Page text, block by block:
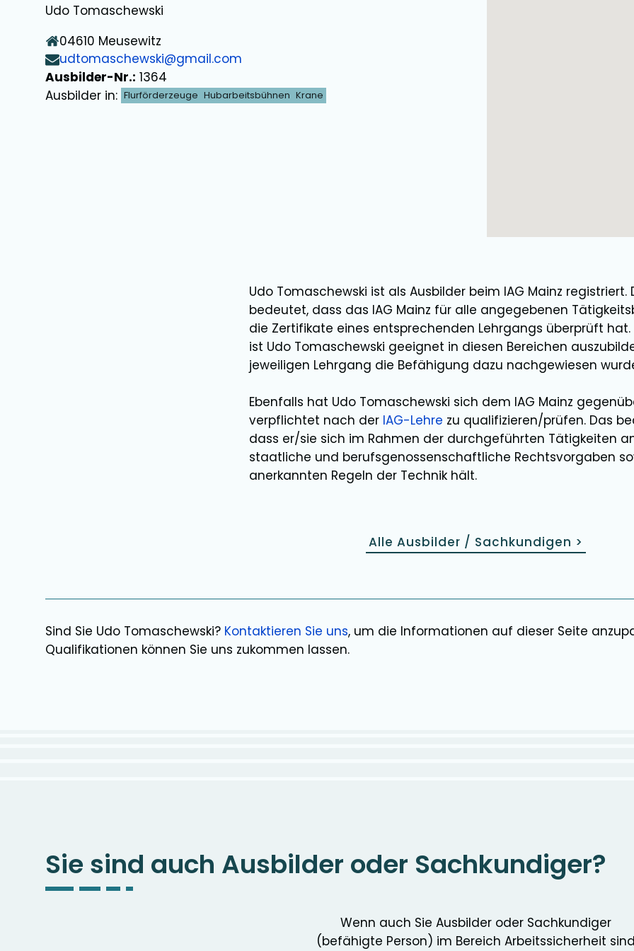
Udo Tomaschewski
04610 Meusewitz
udtomaschewski@gmail.com
Ausbilder-Nr.: 1364
Ausbilder in: Flurförderzeuge Hubarbeitsbühnen Krane
Udo Tomaschewski ist als Ausbilder beim IAG Mainz registriert.
bedeutet, dass das IAG Mainz für alle angegebenen
die Zertifikate eines entsprechenden Lehrgangs überprüft
ist Udo Tomaschewski geeignet in diesen Bereichen
jeweiligen Lehrgang die Befähigung dazu nachgewiesen
Ebenfalls hat Udo Tomaschewski sich dem IAG Mainz
verpflichtet nach der IAG-Lehre zu qualifizieren/prüfen. Das
dass er/sie sich im Rahmen der durchgeführten Tätigkeiten
staatliche und berufsgenossenschaftliche Rechtsvorgaben
anerkannten Regeln der Technik hält.
Alle Ausbilder / Sachkundigen >
Sind Sie Udo Tomaschewski? Kontaktieren Sie uns, um die Informationen auf dieser Seite
Qualifikationen können Sie uns zukommen lassen.
Sie sind auch Ausbilder oder Sachkundiger?
Wenn auch Sie Ausbilder oder Sachkundiger
(befähigte Person) im Bereich Arbeitssicherheit